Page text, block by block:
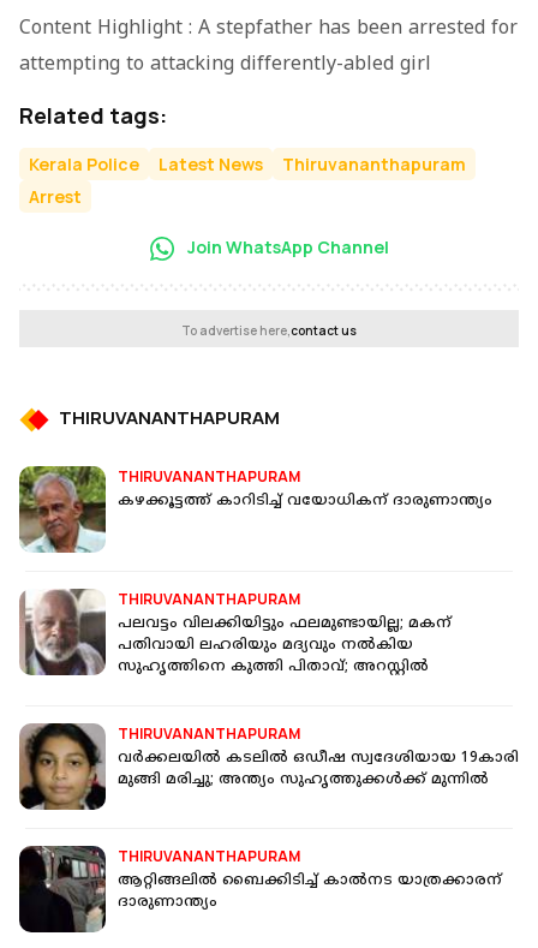
Content Highlight : A stepfather has been arrested for
attempting to attacking differently-abled girl
Related tags:
Kerala Police Latest News
Thiruvananthapuram
Arrest
Join WhatsApp Channel
To advertise here,contact us
THIRUVANANTHAPURAM
THIRUVANANTHAPURAM
കഴക്കൂട്ടത്ത് കാറിടിച്ച് വയോധികന് ദാരുണാന്ത്യം
THIRUVANANTHAPURAM
പലവട്ടം വിലക്കിയിട്ടും ഫലമുണ്ടായില്ല; മകന്
പതിവായി ലഹരിയും മദ്യവും നല്‍കിയ
സുഹൃത്തിനെ കുത്തി പിതാവ്; അറസ്റ്റിൽ
THIRUVANANTHAPURAM
വര്‍ക്കലയില്‍ കടലില്‍ ഒഡീഷ സ്വദേശിയായ 19കാരി
മുങ്ങി മരിച്ചു; അന്ത്യം സുഹൃത്തുക്കള്‍ക്ക് മുന്നില്‍
THIRUVANANTHAPURAM
ആറ്റിങ്ങലില്‍ ബൈക്കിടിച്ച് കാല്‍നട യാത്രക്കാരന്
ദാരുണാന്ത്യം